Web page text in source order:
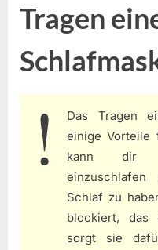
Tragen
Das Tragen
einige Vorteile
kann dir
Schlaf zu
blockiert,
sorgt sie